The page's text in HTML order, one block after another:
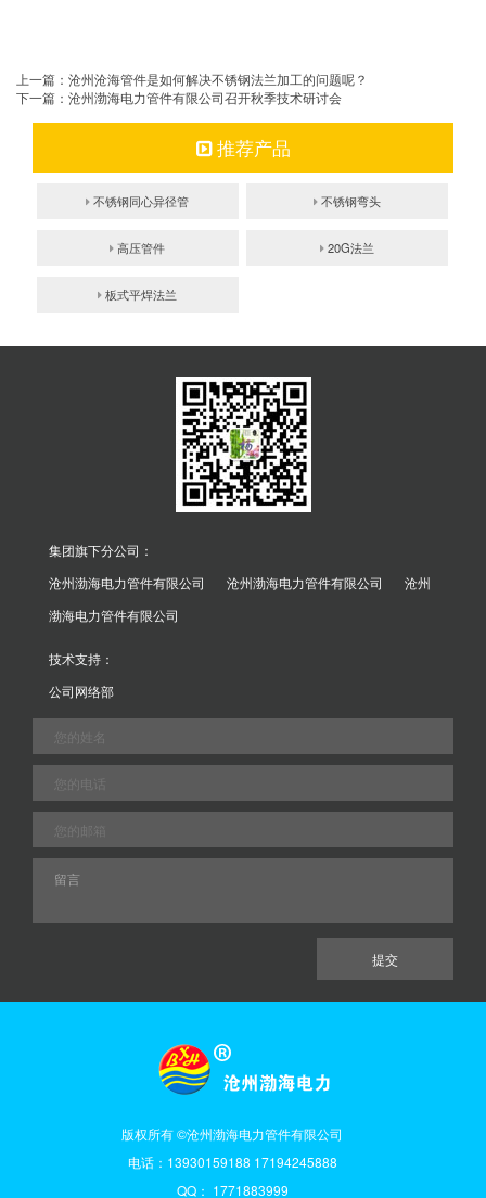
上一篇： 沧州沧海管件是如何解决不锈钢法兰加工的问题呢？
下一篇： 沧州渤海电力管件有限公司召开秋季技术研讨会
推荐产品
不锈钢同心异径管 不锈钢弯头
高压管件 20G法兰
板式平焊法兰
集团旗下分公司：
沧州渤海电力管件有限公司
沧州渤海电力管件有限公司
沧州
渤海电力管件有限公司
技术支持：
公司网络部
版权所有 ©沧州渤海电力管件有限公司
电话：13930159188 17194245888
QQ： 1771883999